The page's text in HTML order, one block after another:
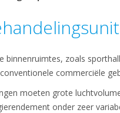
binnenruimtes, zoals
commerciële
moeten grote
onder zeer